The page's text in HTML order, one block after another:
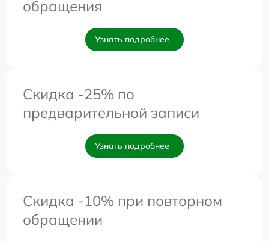
обращения
Узнать подробнее
Скидка -25% по
предварительной записи
Узнать подробнее
Скидка -10% при повторном
обращении